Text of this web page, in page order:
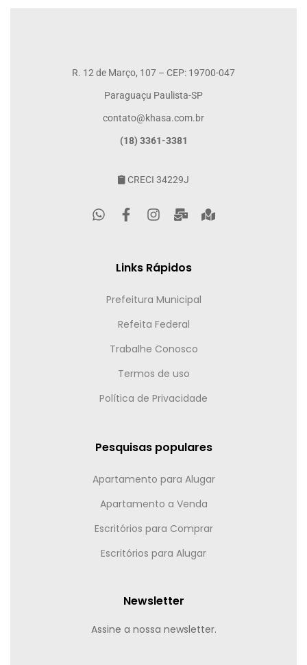
R. 12 de Março, 107 – CEP: 19700-047
Paraguaçu Paulista-SP
contato@khasa.com.br
(18) 3361-3381
CRECI 34229J
Links Rápidos
Prefeitura Municipal
Refeita Federal
Trabalhe Conosco
Termos de uso
Política de Privacidade
Pesquisas populares
Apartamento para Alugar
Apartamento a Venda
Escritórios para Comprar
Escritórios para Alugar
Newsletter
Assine a nossa newsletter.